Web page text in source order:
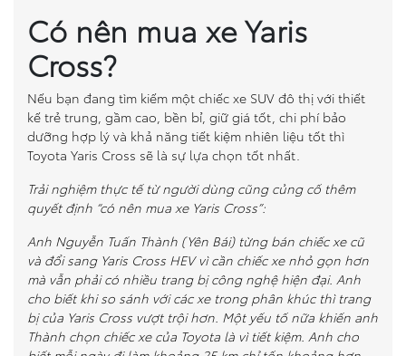
Có nên mua xe Yaris
Cross?
Nếu bạn đang tìm kiếm một chiếc xe SUV đô thị với thiết
kế trẻ trung, gầm cao, bền bỉ, giữ giá tốt, chi phí bảo
dưỡng hợp lý và khả năng tiết kiệm nhiên liệu tốt thì
Toyota Yaris Cross sẽ là sự lựa chọn tốt nhất.
Trải nghiệm thực tế từ người dùng cũng củng cố thêm
quyết định “có nên mua xe Yaris Cross”:
Anh Nguyễn Tuấn Thành (Yên Bái) từng bán chiếc xe cũ
và đổi sang Yaris Cross HEV vì cần chiếc xe nhỏ gọn hơn
mà vẫn phải có nhiều trang bị công nghệ hiện đại. Anh
cho biết khi so sánh với các xe trong phân khúc thì trang
bị của Yaris Cross vượt trội hơn. Một yếu tố nữa khiến anh
Thành chọn chiếc xe của Toyota là vì tiết kiệm. Anh cho